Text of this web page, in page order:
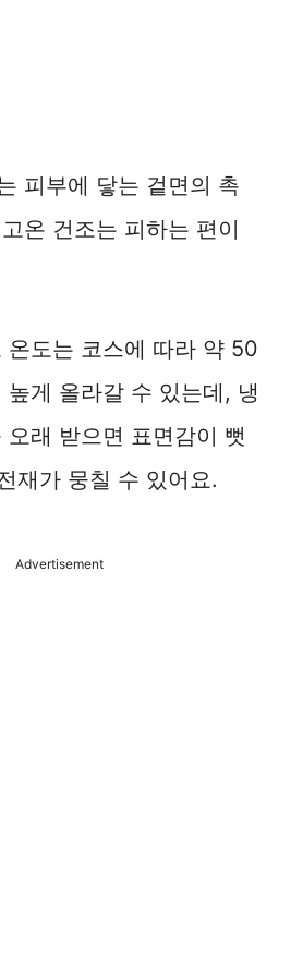
피부에 닿는 겉면의 촉
온 건조는 피하는 편이
온도는 코스에 따라 약 50
높게 올라갈 수 있는데, 냉
래 받으면 표면감이 뻣
재가 뭉칠 수 있어요.
Advertisement